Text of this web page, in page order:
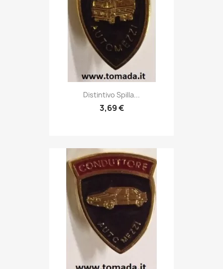
Anteprima
Distintivo Spilla...
3,69 €